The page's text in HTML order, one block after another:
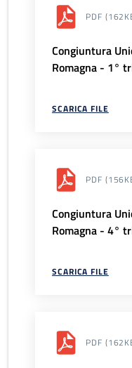
PDF
Congiuntura
Romagna - 1°
SCARICA FILE
PDF
Congiuntura
Romagna - 4°
SCARICA FILE
PDF